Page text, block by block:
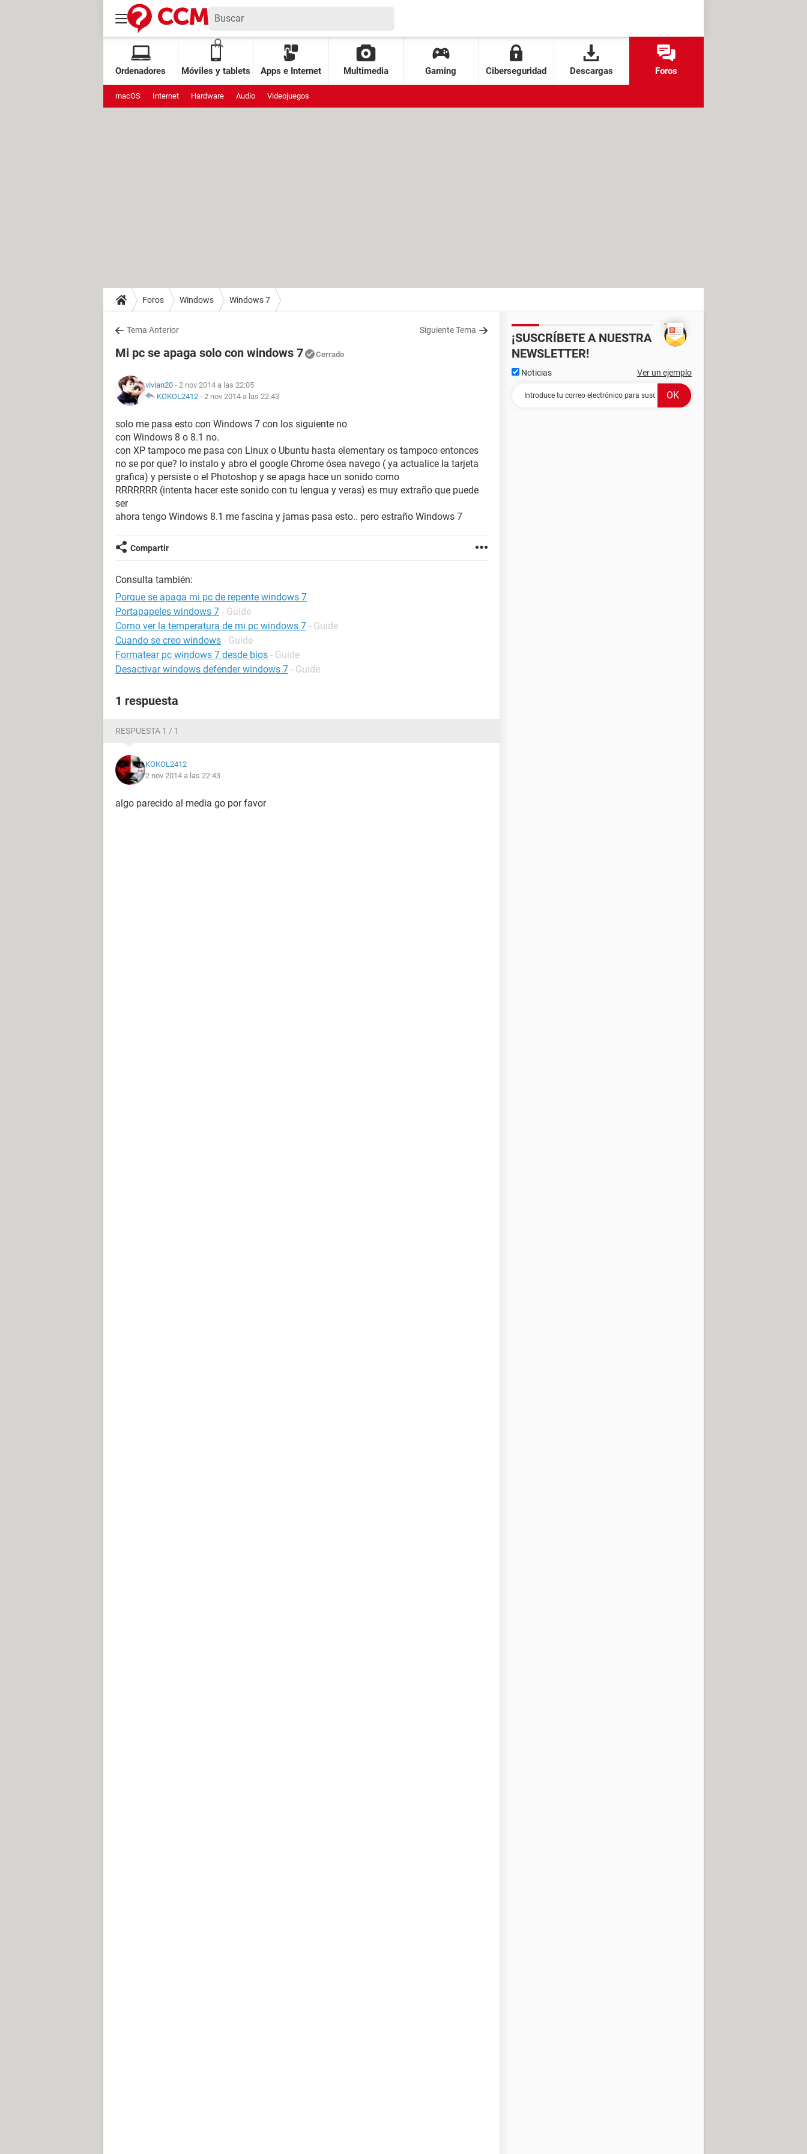
Ordenadores Móviles y tablets Apps e Internet Multimedia Gaming Ciberseguridad Descargas Foros
macOS Internet Hardware Audio Videojuegos
Foros Windows Windows 7
Tema Anterior Siguiente Tema
Mi pc se apaga solo con windows 7 Cerrado
vivian20 - 2 nov 2014 a las 22:05
KOKOL2412 - 2 nov 2014 a las 22:43
solo me pasa esto con Windows 7 con los siguiente no
con Windows 8 o 8.1 no.
con XP tampoco me pasa con Linux o Ubuntu hasta elementary os tampoco entonces
no se por que? lo instalo y abro el google Chrome ósea navego ( ya actualice la tarjeta
grafica) y persiste o el Photoshop y se apaga hace un sonido como
RRRRRRR (intenta hacer este sonido con tu lengua y veras) es muy extraño que puede
ser
ahora tengo Windows 8.1 me fascina y jamas pasa esto.. pero estraño Windows 7
Compartir
Consulta también:
Porque se apaga mi pc de repente windows 7
Portapapeles windows 7 - Guide
Como ver la temperatura de mi pc windows 7 - Guide
Cuando se creo windows - Guide
Formatear pc windows 7 desde bios - Guide
Desactivar windows defender windows 7 - Guide
1 respuesta
RESPUESTA 1 / 1
KOKOL2412
2 nov 2014 a las 22:43
algo parecido al media go por favor
¡SUSCRÍBETE A NUESTRA
NEWSLETTER!
Noticias Ver un ejemplo